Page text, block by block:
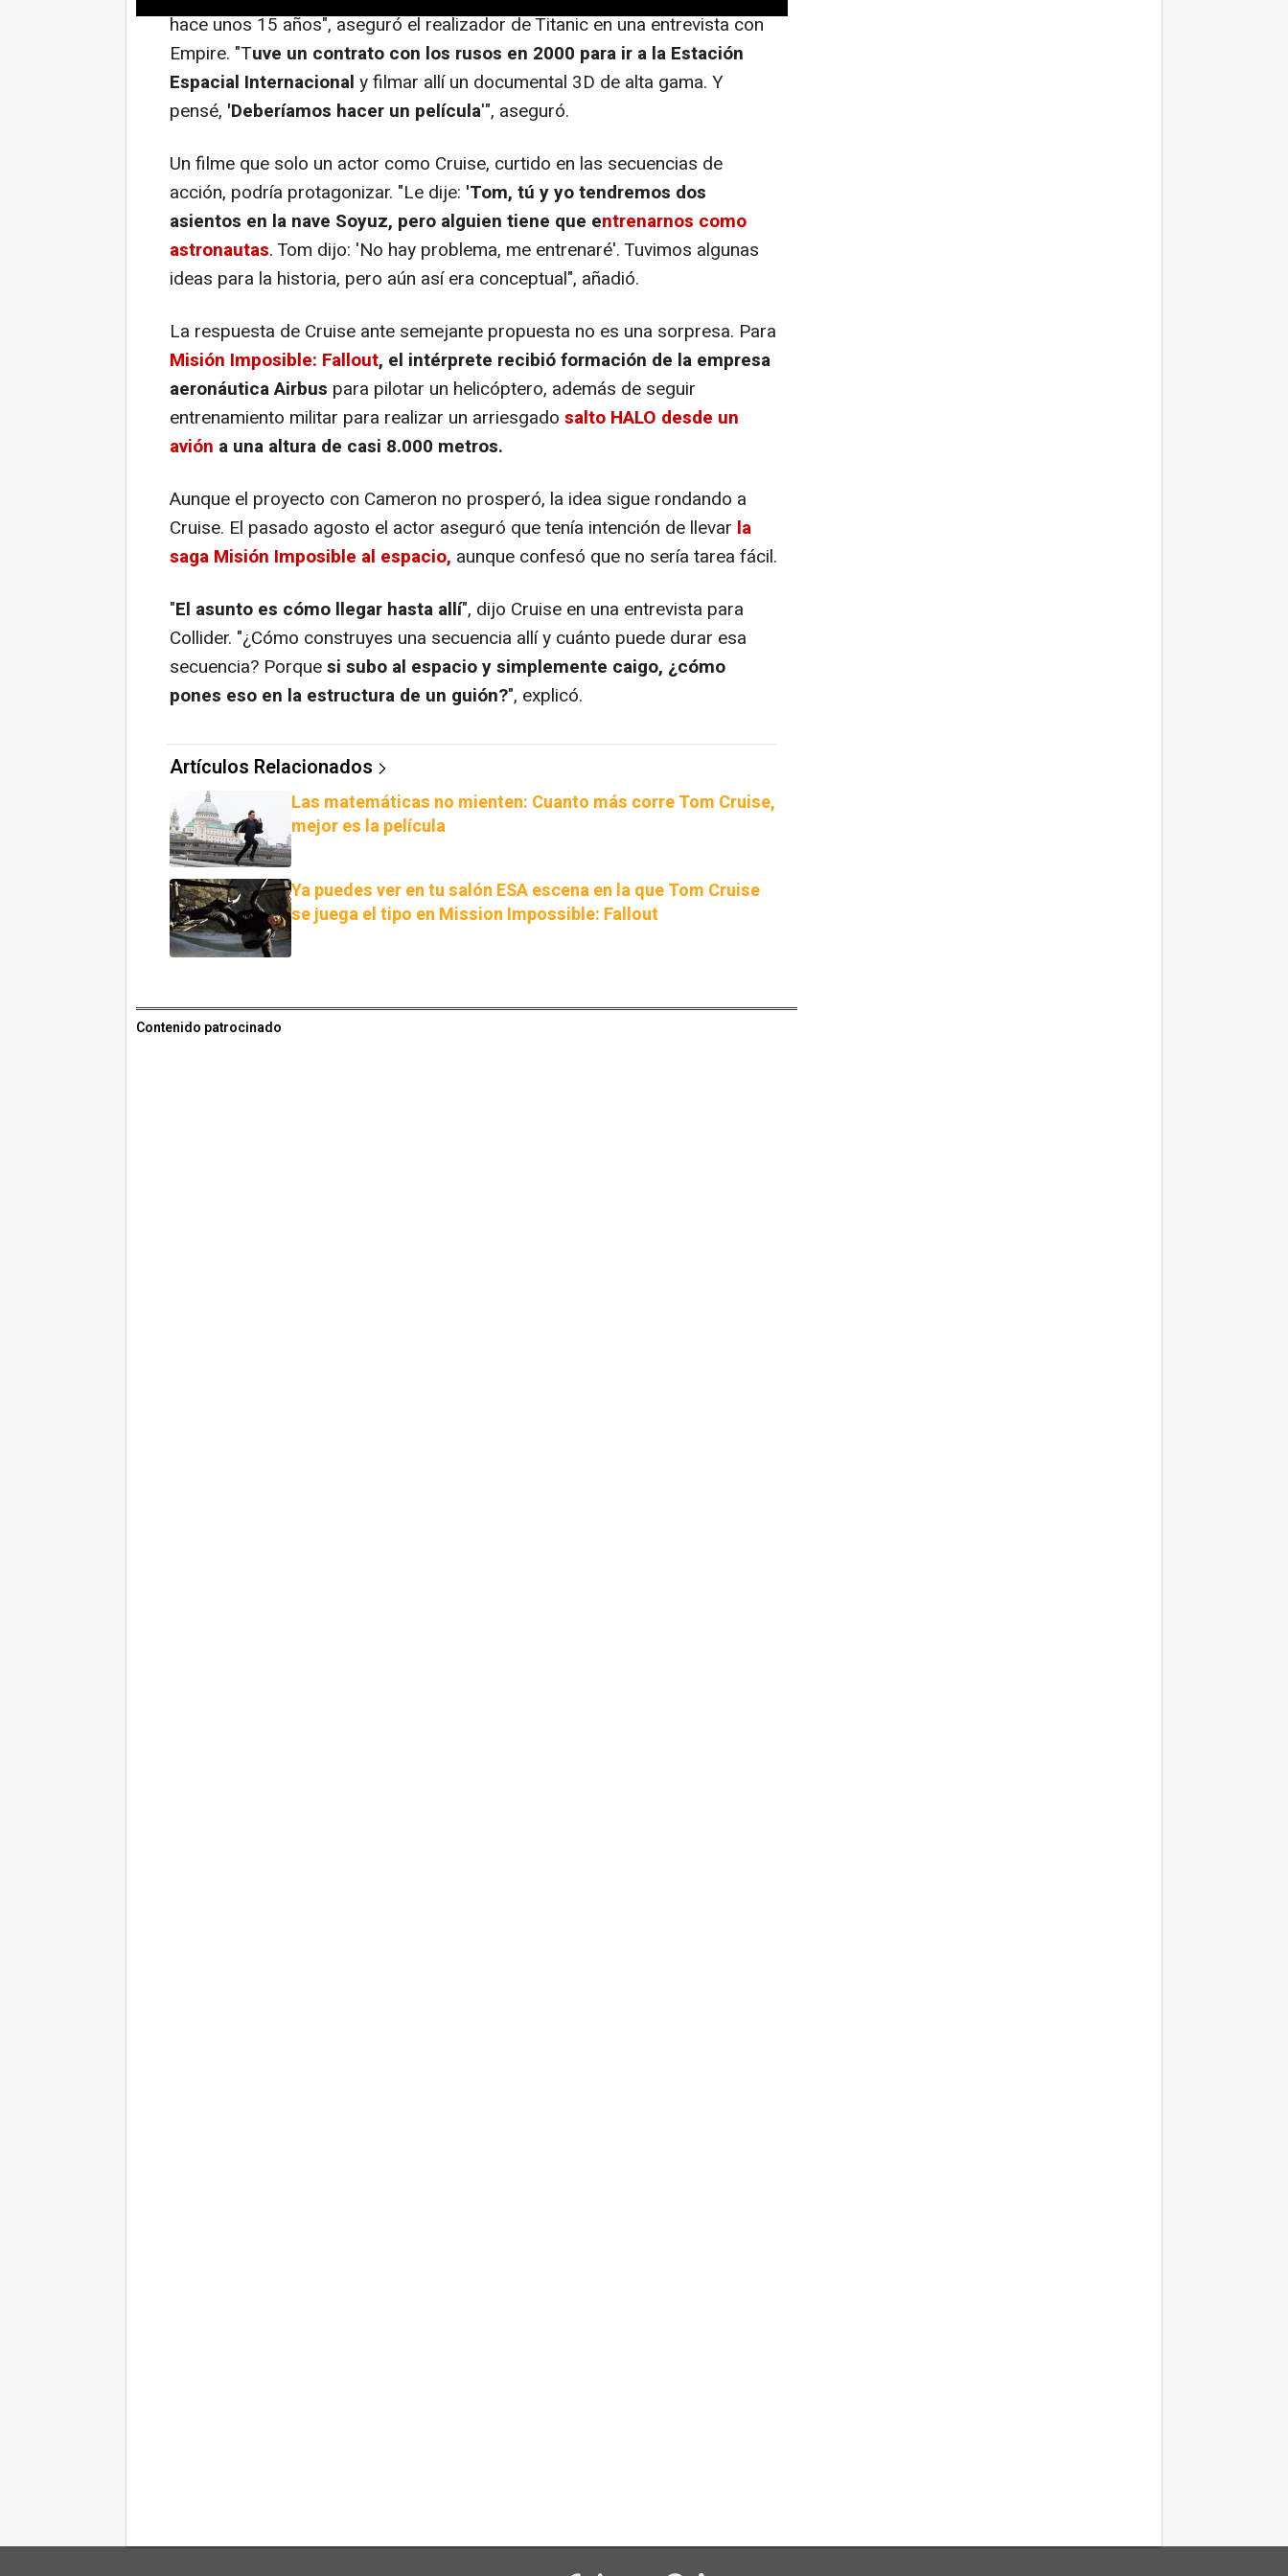
hace unos 15 años", aseguró el realizador de Titanic en una entrevista con
Empire. "Tuve un contrato con los rusos en 2000 para ir a la Estación
Espacial Internacional y filmar allí un documental 3D de alta gama. Y
pensé, 'Deberíamos hacer un película'", aseguró.
Un filme que solo un actor como Cruise, curtido en las secuencias de
acción, podría protagonizar. "Le dije: 'Tom, tú y yo tendremos dos
asientos en la nave Soyuz, pero alguien tiene que entrenarnos como
astronautas. Tom dijo: 'No hay problema, me entrenaré'. Tuvimos algunas
ideas para la historia, pero aún así era conceptual", añadió.
La respuesta de Cruise ante semejante propuesta no es una sorpresa. Para
Misión Imposible: Fallout, el intérprete recibió formación de la empresa
aeronáutica Airbus para pilotar un helicóptero, además de seguir
entrenamiento militar para realizar un arriesgado salto HALO desde un
avión a una altura de casi 8.000 metros.
Aunque el proyecto con Cameron no prosperó, la idea sigue rondando a
Cruise. El pasado agosto el actor aseguró que tenía intención de llevar la
saga Misión Imposible al espacio, aunque confesó que no sería tarea fácil.
"El asunto es cómo llegar hasta allí", dijo Cruise en una entrevista para
Collider. "¿Cómo construyes una secuencia allí y cuánto puede durar esa
secuencia? Porquesi subo al espacio y simplemente caigo, ¿cómo
pones eso en la estructura de un guión?", explicó.
Artículos Relacionados
Las matemáticas no mienten: Cuanto más corre Tom Cruise,
mejor es la película
Ya puedes ver en tu salón ESA escena en la que Tom Cruise
se juega el tipo en Mission Impossible: Fallout
Contenido patrocinado